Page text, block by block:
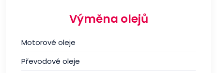
Výměna olejů
Motorové oleje
Převodové oleje